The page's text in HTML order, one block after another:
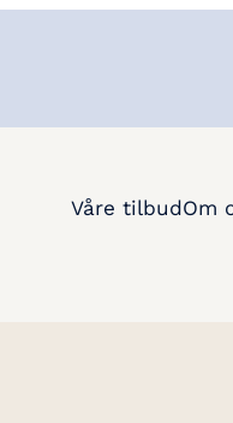
Våre tilbudOm